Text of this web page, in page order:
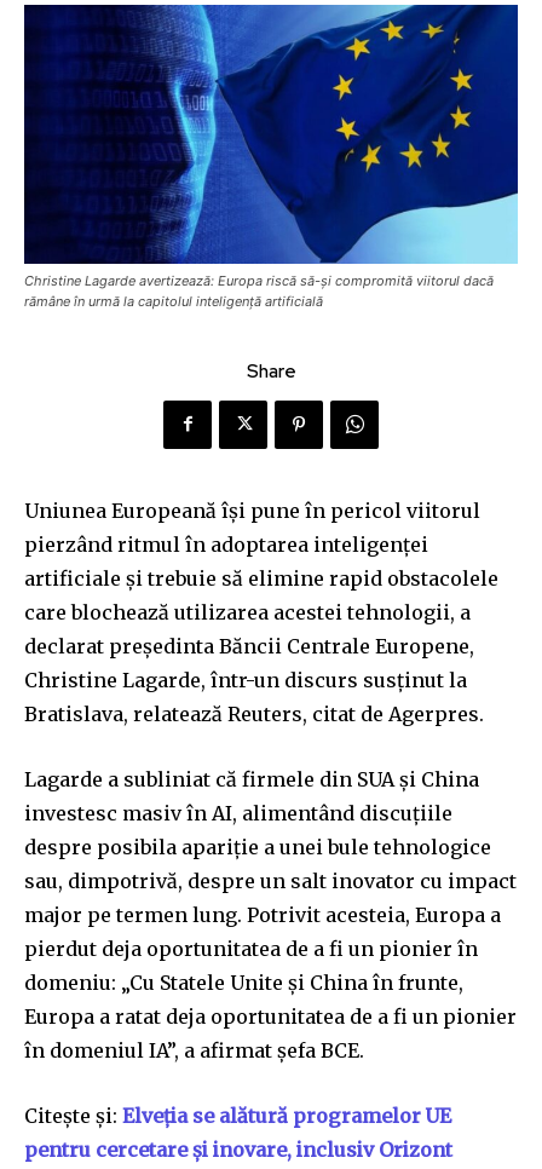
Christine Lagarde avertizează: Europa riscă să-și compromită viitorul dacă
rămâne în urmă la capitolul inteligență artificială
Share
Uniunea Europeană își pune în pericol viitorul
pierzând ritmul în adoptarea inteligenței
artificiale și trebuie să elimine rapid obstacolele
care blochează utilizarea acestei tehnologii, a
declarat președinta Băncii Centrale Europene,
Christine Lagarde, într-un discurs susținut la
Bratislava, relatează Reuters, citat de Agerpres.
Lagarde a subliniat că firmele din SUA și China
investesc masiv în AI, alimentând discuțiile
despre posibila apariție a unei bule tehnologice
sau, dimpotrivă, despre un salt inovator cu impact
major pe termen lung. Potrivit acesteia, Europa a
pierdut deja oportunitatea de a fi un pionier în
domeniu: „Cu Statele Unite și China în frunte,
Europa a ratat deja oportunitatea de a fi un pionier
în domeniul IA”, a afirmat șefa BCE.
Citește și: Elveția se alătură programelor UE
pentru cercetare și inovare, inclusiv Orizont